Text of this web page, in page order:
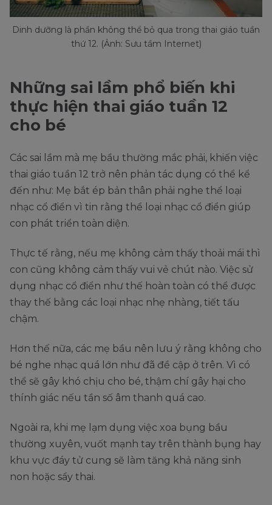
Dinh dưỡng là phần không thể bỏ qua trong thai giáo tuần
thứ 12. (Ảnh: Sưu tầm Internet)
Những sai lầm phổ biến khi
thực hiện thai giáo tuần 12
cho bé
Các sai lầm mà mẹ bầu thường mắc phải, khiến việc
thai giáo tuần 12 trở nên phản tác dụng có thể kể
đến như: Mẹ bắt ép bản thân phải nghe thể loại
nhạc cổ điển vì tin rằng thể loại nhạc cổ điển giúp
con phát triển toàn diện.
Thực tế rằng, nếu mẹ không cảm thấy thoải mái thì
con cũng không cảm thấy vui vẻ chút nào. Việc sử
dụng nhạc cổ điển như thế hoàn toàn có thể được
thay thế bằng các loại nhạc nhẹ nhàng, tiết tấu
chậm.
Hơn thế nữa, các mẹ bầu nên lưu ý rằng không cho
bé nghe nhạc quá lớn như đã đề cập ở trên. Vì có
thể sẽ gây khó chịu cho bé, thậm chí gây hại cho
thính giác nếu tần số âm thanh quá cao.
Ngoài ra, khi mẹ lạm dụng việc xoa bụng bầu
thường xuyên, vuốt mạnh tay trên thành bụng hay
khu vực đáy tử cung sẽ làm tăng khả năng sinh
non hoặc sẩy thai.